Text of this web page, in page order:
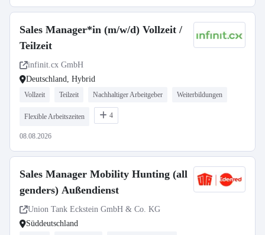
Sales Manager*in (m/w/d) Vollzeit /
Teilzeit
infinit.cx GmbH
Deutschland, Hybrid
Vollzeit Teilzeit Nachhaltiger Arbeitgeber Weiterbildungen
Flexible Arbeitszeiten 4
08.08.2026
Sales Manager Mobility Hunting (all
genders) Außendienst
Union Tank Eckstein GmbH & Co. KG
Süddeutschland